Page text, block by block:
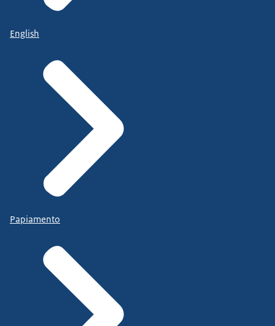
English
Papiamento